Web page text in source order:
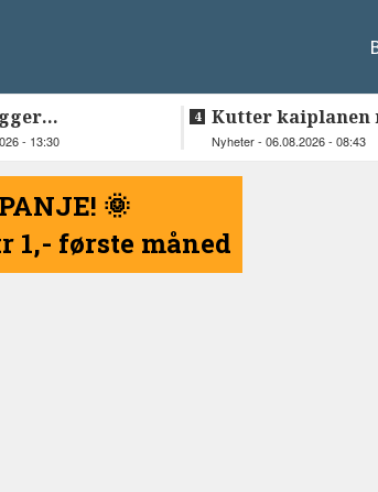
fra
- 13:30
Kutter kaiplanen
flere hundre
Nyheter - 06.08.2026 - 08:43
🌞
1,- første måned